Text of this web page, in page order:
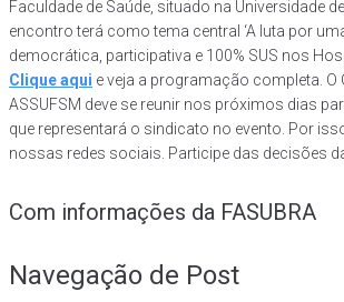
Faculdade de Saúde, situado na Universidade
encontro terá como tema central ‘A luta por
democrática, participativa e 100% SUS nos
Clique aqui e veja a programação completa. O
ASSUFSM deve se reunir nos próximos dias
que representará o sindicato no evento. Por
nossas redes sociais. Participe das decisões
Com informações da FASUBRA
Navegação de Post